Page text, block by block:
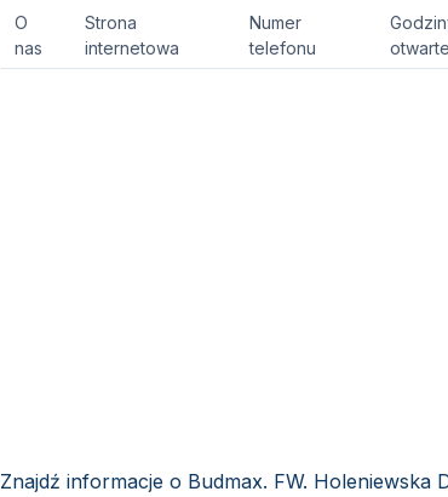
O
nas
Strona
internetowa
Numer
telefonu
otwarte
Znajdź informacje o Budmax. FW. Holeniewska